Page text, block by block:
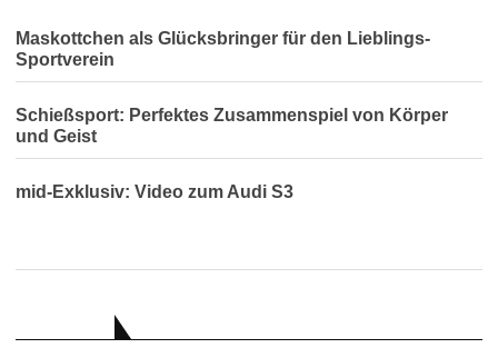
Maskottchen als Glücksbringer für den Lieblings-
Sportverein
Schießsport: Perfektes Zusammenspiel von Körper
und Geist
mid-Exklusiv: Video zum Audi S3